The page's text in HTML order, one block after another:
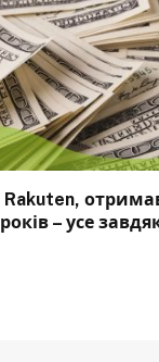
Rakuten,
– усе